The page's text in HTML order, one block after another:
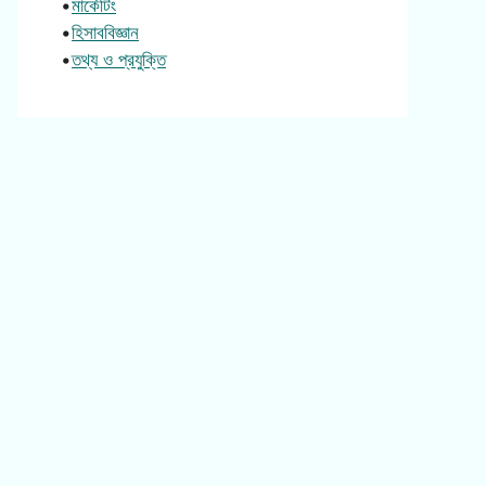
•মার্কেটিং
•হিসাববিজ্ঞান
•তথ্য ও প্রযুক্তি